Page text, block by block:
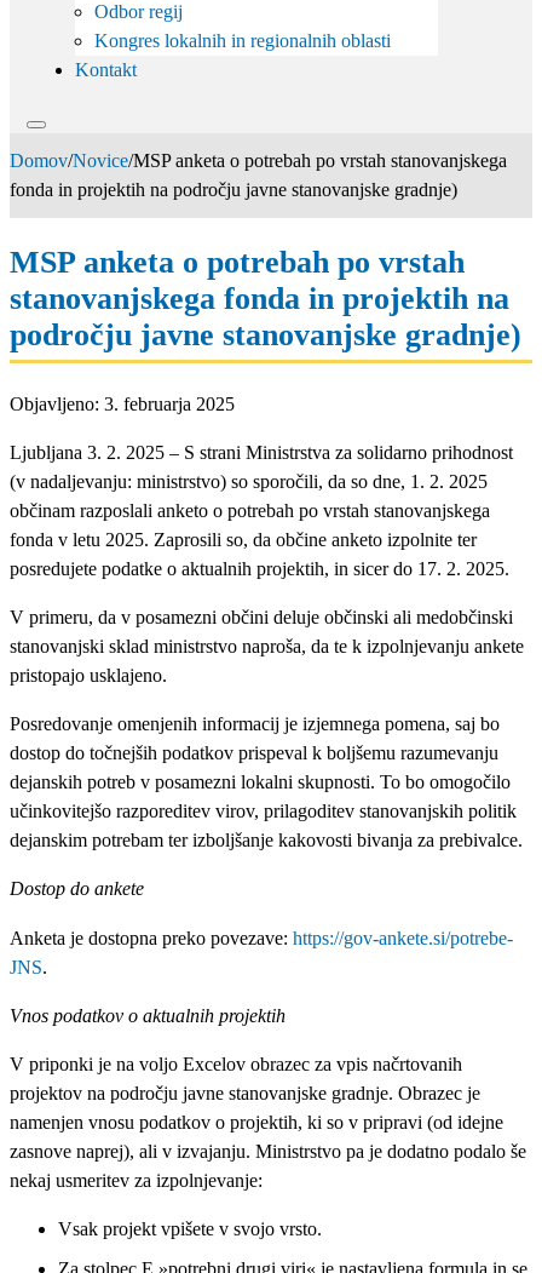
Odbor regij
Kongres lokalnih in regionalnih oblasti
Kontakt
Domov/Novice/MSP anketa o potrebah po vrstah stanovanjskega
fonda in projektih na področju javne stanovanjske gradnje)
MSP anketa o potrebah po vrstah
stanovanjskega fonda in projektih na
področju javne stanovanjske gradnje)
Objavljeno: 3. februarja 2025
Ljubljana 3. 2. 2025 – S strani Ministrstva za solidarno prihodnost
(v nadaljevanju: ministrstvo) so sporočili, da so dne, 1. 2. 2025
občinam razposlali anketo o potrebah po vrstah stanovanjskega
fonda v letu 2025. Zaprosili so, da občine anketo izpolnite ter
posredujete podatke o aktualnih projektih, in sicer do 17. 2. 2025.
V primeru, da v posamezni občini deluje občinski ali medobčinski
stanovanjski sklad ministrstvo naproša, da te k izpolnjevanju ankete
pristopajo usklajeno.
Posredovanje omenjenih informacij je izjemnega pomena, saj bo
dostop do točnejših podatkov prispeval k boljšemu razumevanju
dejanskih potreb v posamezni lokalni skupnosti. To bo omogočilo
učinkovitejšo razporeditev virov, prilagoditev stanovanjskih politik
dejanskim potrebam ter izboljšanje kakovosti bivanja za prebivalce.
Dostop do ankete
Anketa je dostopna preko povezave: https://gov-ankete.si/potrebe-
JNS.
Vnos podatkov o aktualnih projektih
V priponki je na voljo Excelov obrazec za vpis načrtovanih
projektov na področju javne stanovanjske gradnje. Obrazec je
namenjen vnosu podatkov o projektih, ki so v pripravi (od idejne
zasnove naprej), ali v izvajanju. Ministrstvo pa je dodatno podalo še
nekaj usmeritev za izpolnjevanje:
Vsak projekt vpišete v svojo vrsto.